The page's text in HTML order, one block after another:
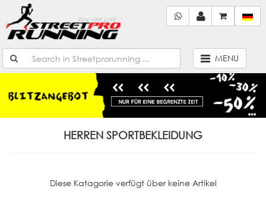
MENU
HERREN SPORTBEKLEIDUNG
Diese Katagorie verfügt über keine Artikel